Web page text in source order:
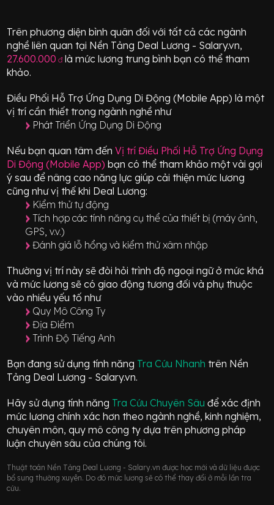
Trên phương diện bình quân đối với tất cả các ngành
nghề liên quan tại Nền Tảng Deal Lương - Salary.vn,
27.600.000 đlà mức lương trung bình bạn có thể tham
khảo.
Điều Phối Hỗ Trợ Ứng Dụng Di Động (Mobile App) là một
vị trícần thiết trong ngành nghề như
Phát Triển Ứng Dụng Di Động
Nếu bạn quan tâm đến Vị tríĐiều Phối Hỗ Trợ Ứng Dụng
Di Động (Mobile App) bạn có thể tham khảo một vài gợi
ý sau để nâng cao năng lực giúp cải thiện mức lương
cũng như vị thế khi Deal Lương:
Kiểm thử tự động
Tích hợp các tính năng cụ thể của thiết bị (máy ảnh,
GPS, v.v.)
Đánh giá lỗ hổng và kiểm thử xâm nhập
Thường vị trí này sẽ đòi hỏi trình độ ngoại ngữ ở mứckhá
và mức lương sẽ có giao động tương đối và phụ thuộc
vào nhiều yếu tố như
Quy Mô Công Ty
Địa Điểm
Trình Độ Tiếng Anh
Bạn đang sử dụng tính năng Tra Cứu Nhanh trên Nền
Tảng Deal Lương - Salary.vn.
Hãy sử dụng tính năng Tra Cứu Chuyên Sâuđể xác định
mức lương chính xác hơn theo ngành nghề, kinh nghiệm,
chuyên môn, quy mô công ty dựa trên phương pháp
luận chuyên sâu của chúng tôi.
Thuật toán Nền Tảng Deal Lương - Salary.vn được học mới và dữ liệu được
bổ sung thường xuyên. Do đó mức lương sẽ có thể thay đổi ở mỗi lần tra
cứu.